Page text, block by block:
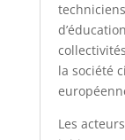
la société
Les